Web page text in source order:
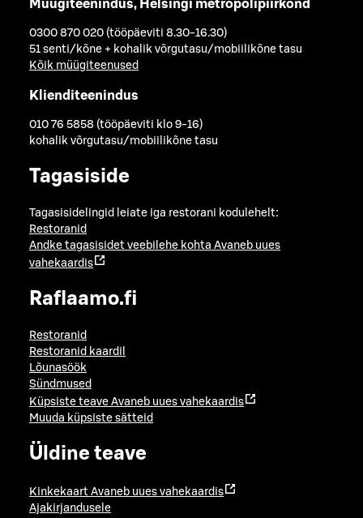
Müügiteenindus, Helsingi metropolipiirkond
0300 870 020 (tööpäeviti 8.30-16.30)
51 senti/kõne + kohalik võrgutasu/mobiilikõne tasu
Kõik müügiteenused
Klienditeenindus
010 76 5858 (tööpäeviti klo 9-16)
kohalik võrgutasu/mobiilikõne tasu
Tagasiside
Tagasisidelingid leiate iga restorani kodulehelt:
Restoranid
Andke tagasisidet veebilehe kohta Avaneb uues
vahekaardis
Raflaamo.fi
Restoranid
Restoranid kaardil
Lõunasöök
Sündmused
Küpsiste teave Avaneb uues vahekaardis
Muuda küpsiste sätteid
Üldine teave
Kinkekaart Avaneb uues vahekaardis
Ajakirjandusele